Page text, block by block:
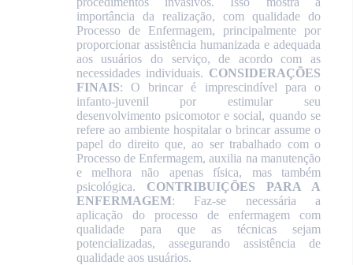
importância da realização, com qualidade do
Processo de Enfermagem, principalmente por
proporcionar assistência humanizada e adequada
aos usuários do serviço, de acordo com as
necessidades individuais. CONSIDERAÇÕES
FINAIS: O brincar é imprescindível para o
infanto-juvenil por estimular seu
desenvolvimento psicomotor e social, quando se
refere ao ambiente hospitalar o brincar assume o
papel do direito que, ao ser trabalhado com o
Processo de Enfermagem, auxilia na manutenção
e melhora não apenas física, mas também
psicológica. CONTRIBUIÇÕES PARA A
ENFERMAGEM: Faz-se necessária a
aplicação do processo de enfermagem com
qualidade para que as técnicas sejam
potencializadas, assegurando assistência de
qualidade aos usuários.